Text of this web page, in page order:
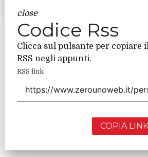
close
Codice Rss
Clicca sul pulsante per copiare
RSS negli appunti.
RSS link
COPIA LINK